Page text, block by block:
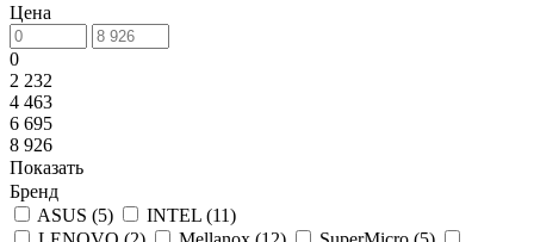
Цена
0
2 232
4 463
6 695
8 926
Показать
Бренд
ASUS (5) INTEL (11)